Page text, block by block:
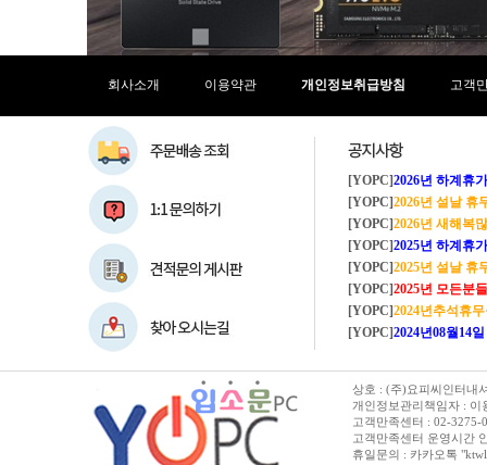
회사소개 이용약관 개인정보취급방침 고객
[YOPC]2026년 하계휴가 8/1~8/4
[YOPC]2026년 설날 휴
[YOPC]2026년 새해복많
[YOPC]2025년 하계휴가 8/2~8/5
[YOPC]2025년 설날 휴
[YOPC]2025년 모든분들 새해복
[YOPC]2024년추석휴
[YOPC]2024년08월14일 수요일 택
상호 : (주)요피씨인터내
개인정보관리책임자 : 이
고객만족센터 : 02-3275-
고객만족센터 운영시간
휴일문의 : 카카오톡